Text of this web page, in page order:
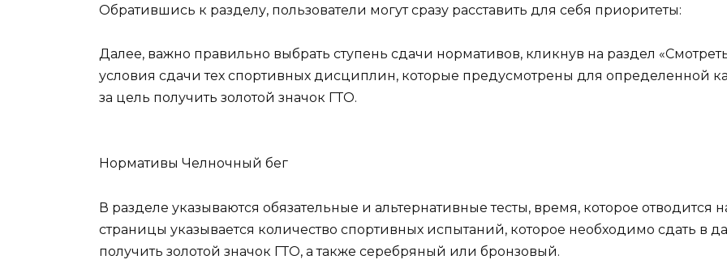
Обратившись к разделу, пользователи могут сразу расставить для себя приоритеты:
Далее, важно правильно выбрать ступень сдачи нормативов, кликнув на раздел
условия сдачи тех спортивных дисциплин, которые предусмотрены для определенной
за цель получить золотой значок ГТО.
Нормативы Челночный бег
В разделе указываются обязательные и альтернативные тесты, время, которое
страницы указывается количество спортивных испытаний, которое необходимо сдать в
получить золотой значок ГТО, а также серебряный или бронзовый.